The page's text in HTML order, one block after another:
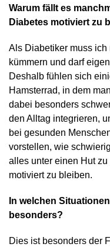
Warum fällt es
Diabetes motiviert zu
Als Diabetiker muss
kümmern und darf
Deshalb fühlen sich
Hamsterrad, in dem
dabei besonders
den Alltag integrieren,
bei gesunden
vorstellen, wie
alles unter einen Hut
motiviert zu bleiben.
In welchen
besonders?
Dies ist besonders der